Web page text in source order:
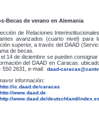
Becas de verano en Alemania
de Relaciones
avanzados (cuarto nivel)
superior, a través del DAAD
de becas.
el 14 de diciembre se pueden
del DAAD en Caracas,
550 2631, e-mail:
daad-
información:
http://ic.daad.de/caracas
http://www.daad.de
http://www.daad.de/deutschland/